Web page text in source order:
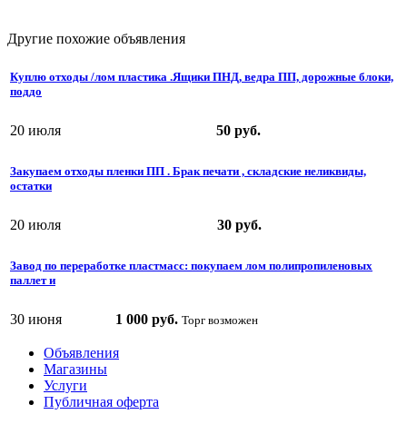
Другие похожие объявления
Куплю отходы /лом пластика .Ящики ПНД, ведра ПП, дорожные блоки,
поддо
20 июля 50 руб.
Закупаем отходы пленки ПП . Брак печати , складские неликвиды,
остатки
20 июля 30 руб.
Завод по переработке пластмасс: покупаем лом полипропиленовых
паллет и
30 июня 1 000 руб. Торг возможен
Объявления
Магазины
Услуги
Публичная оферта